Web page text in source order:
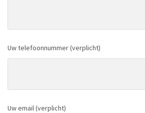
Uw telefoonnummer (verplicht)
Uw email (verplicht)